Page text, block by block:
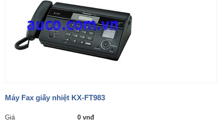
Máy Fax giấy nhiệt KX-FT983
Giá
0 vnđ